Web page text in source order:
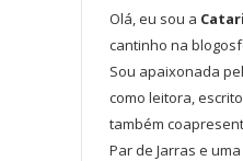
Olá, eu sou a
cantinho na
Sou apaixonada
como leitora,
também
Par de Jarras e